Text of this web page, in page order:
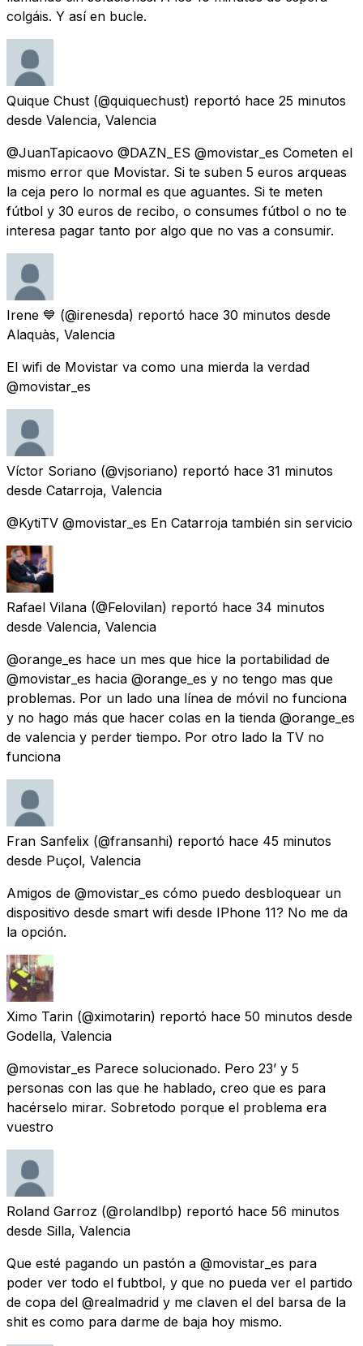
colgáis. Y así en bucle.
Quique Chust (@quiquechust) reportó hace 25 minutos
desde Valencia, Valencia
@JuanTapicaovo @DAZN_ES @movistar_es Cometen el
mismo error que Movistar. Si te suben 5 euros arqueas
la ceja pero lo normal es que aguantes. Si te meten
fútbol y 30 euros de recibo, o consumes fútbol o no te
interesa pagar tanto por algo que no vas a consumir.
Irene 💙 (@irenesda) reportó hace 30 minutos desde
Alaquàs, Valencia
El wifi de Movistar va como una mierda la verdad
@movistar_es
Víctor Soriano (@vjsoriano) reportó hace 31 minutos
desde Catarroja, Valencia
@KytiTV @movistar_es En Catarroja también sin servicio
Rafael Vilana (@Felovilan) reportó hace 34 minutos
desde Valencia, Valencia
@orange_es hace un mes que hice la portabilidad de
@movistar_es hacia @orange_es y no tengo mas que
problemas. Por un lado una línea de móvil no funciona
y no hago más que hacer colas en la tienda @orange_es
de valencia y perder tiempo. Por otro lado la TV no
funciona
Fran Sanfelix (@fransanhi) reportó hace 45 minutos
desde Puçol, Valencia
Amigos de @movistar_es cómo puedo desbloquear un
dispositivo desde smart wifi desde IPhone 11? No me da
la opción.
Ximo Tarin (@ximotarin) reportó hace 50 minutos desde
Godella, Valencia
@movistar_es Parece solucionado. Pero 23’ y 5
personas con las que he hablado, creo que es para
hacérselo mirar. Sobretodo porque el problema era
vuestro
Roland Garroz (@rolandlbp) reportó hace 56 minutos
desde Silla, Valencia
Que esté pagando un pastón a @movistar_es para
poder ver todo el fubtbol, y que no pueda ver el partido
de copa del @realmadrid y me claven el del barsa de la
shit es como para darme de baja hoy mismo.